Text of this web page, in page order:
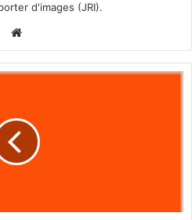
d'images (JRI).
bsi
te